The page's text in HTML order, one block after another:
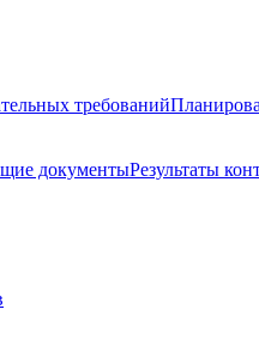
требований
документыРезультаты